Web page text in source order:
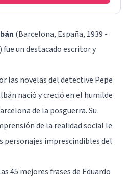
(Barcelona, España, 1939 -
fue un destacado escritor y
las novelas del detective Pepe
nació y creció en el humilde
de la posguerra. Su
de la realidad social le
personajes imprescindibles del
45 mejores frases de Eduardo